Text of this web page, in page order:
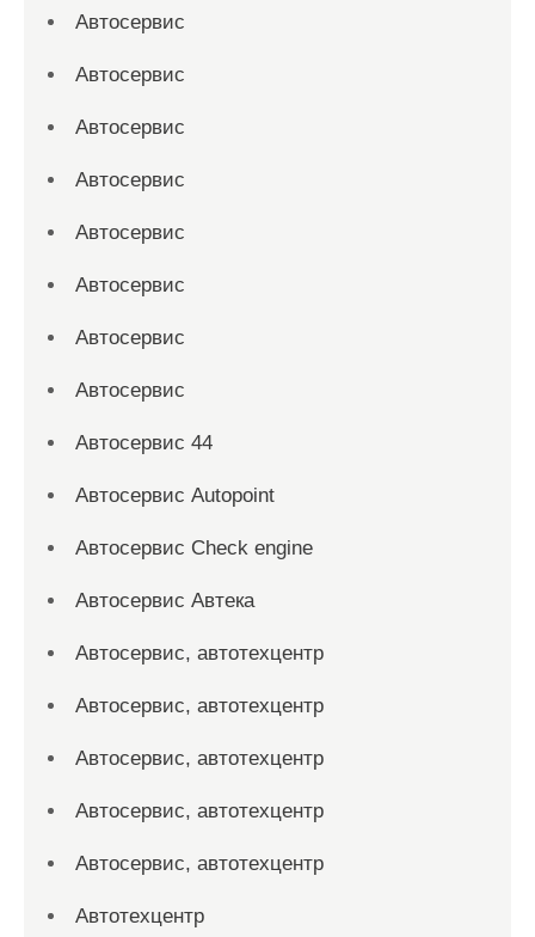
Автосервис
Автосервис
Автосервис
Автосервис
Автосервис
Автосервис
Автосервис
Автосервис
Автосервис 44
Автосервис Autopoint
Автосервис Check engine
Автосервис Автека
Автосервис, автотехцентр
Автосервис, автотехцентр
Автосервис, автотехцентр
Автосервис, автотехцентр
Автосервис, автотехцентр
Автотехцентр